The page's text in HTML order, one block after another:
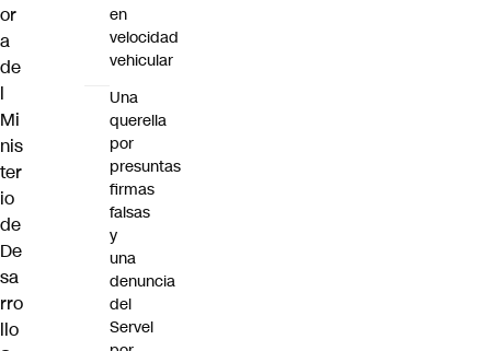
or
a
de
l
Mi
nis
ter
io
de
De
sa
rro
llo
en
velocidad
vehicular
Una
querella
por
presuntas
firmas
falsas
y
una
denuncia
del
Servel